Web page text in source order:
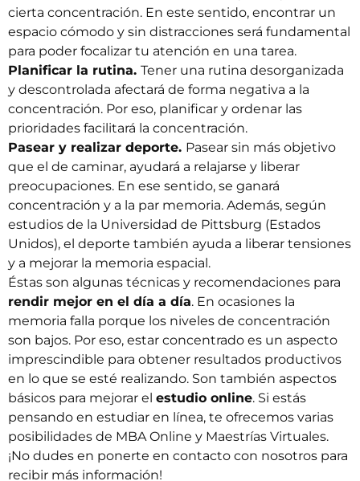
cierta concentración. En este sentido, encontrar un
espacio cómodo y sin distracciones será fundamental
para poder focalizar tu atención en una tarea.
Planificar la rutina. Tener una rutina desorganizada
y descontrolada afectará de forma negativa a la
concentración. Por eso, planificar y ordenar las
prioridades facilitará la concentración.
Pasear y realizar deporte. Pasear sin más objetivo
que el de caminar, ayudará a relajarse y liberar
preocupaciones. En ese sentido, se ganará
concentración y a la par memoria. Además, según
estudios de la Universidad de Pittsburg (Estados
Unidos), el deporte también ayuda a liberar tensiones
y a mejorar la memoria espacial.
Éstas son algunas técnicas y recomendaciones para
rendir mejor en el día a día. En ocasiones la
memoria falla porque los niveles de concentración
son bajos. Por eso, estar concentrado es un aspecto
imprescindible para obtener resultados productivos
en lo que se esté realizando. Son también aspectos
básicos para mejorar el estudio online. Si estás
pensando en estudiar en línea, te ofrecemos varias
posibilidades de MBA Online y Maestrías Virtuales.
¡No dudes en ponerte en contacto con nosotros para
recibir más información!